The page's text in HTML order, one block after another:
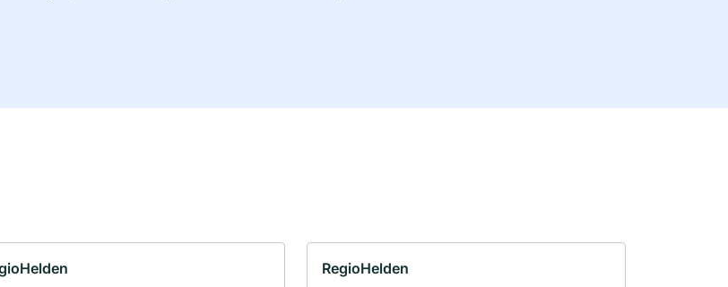
RegioHelden